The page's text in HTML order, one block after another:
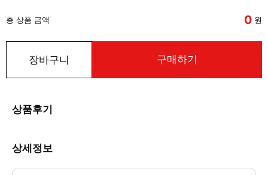
총 상품 금액 0 원
장바구니 구매하기
상품후기
상세정보